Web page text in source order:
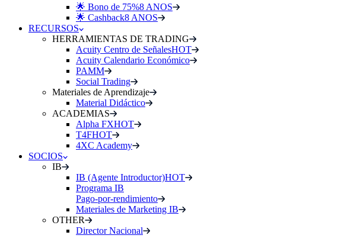
🌟 Bono de 75%8 ANOS
🌟 Cashback8 ANOS
RECURSOS
HERRAMIENTAS DE TRADING
Acuity Centro de SeñalesHOT
Acuity Calendario Económico
PAMM
Social Trading
Materiales de Aprendizaje
Material Didáctico
ACADEMIAS
Alpha FXHOT
T4FHOT
4XC Academy
SOCIOS
IB
IB (Agente Introductor)HOT
Programa IB
Pago-por-rendimiento
Materiales de Marketing IB
OTHER
Director Nacional